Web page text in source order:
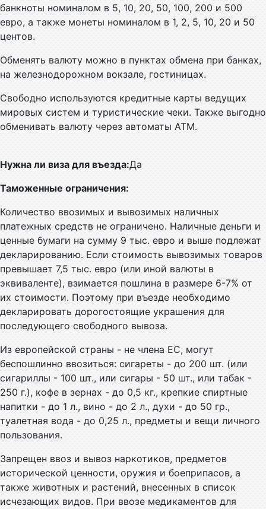
банкноты номиналом в 5, 10, 20, 50, 100, 200 и 500
евро, а также монеты номиналом в 1, 2, 5, 10, 20 и 50
центов.
Обменять валюту можно в пунктах обмена при банках,
на железнодорожном вокзале, гостиницах.
Свободно используются кредитные карты ведущих
мировых систем и туристические чеки. Также выгодно
обменивать валюту через автоматы ATM.
Нужна ли виза для въезда:Да
Таможенные ограничения:
Количество ввозимых и вывозимых наличных
платежных средств не ограничено. Наличные деньги и
ценные бумаги на сумму 9 тыс. евро и выше подлежат
декларированию. Если стоимость вывозимых товаров
превышает 7,5 тыс. евро (или иной валюты в
эквиваленте), взимается пошлина в размере 6-7% от
их стоимости. Поэтому при въезде необходимо
декларировать дорогостоящие украшения для
последующего свободного вывоза.
Из европейской страны - не члена ЕС, могут
беспошлинно ввозиться: сигареты - до 200 шт. (или
сигариллы - 100 шт., или сигары - 50 шт., или табак -
250 г.), кофе в зернах - до 0,5 кг., крепкие спиртные
напитки - до 1 л., вино - до 2 л., духи - до 50 гр.,
туалетная вода - до 0,25 л., предметы и вещи личного
пользования.
Запрещен ввоз и вывоз наркотиков, предметов
исторической ценности, оружия и боеприпасов, а
также животных и растений, внесенных в список
исчезающих видов. При ввозе медикаментов для